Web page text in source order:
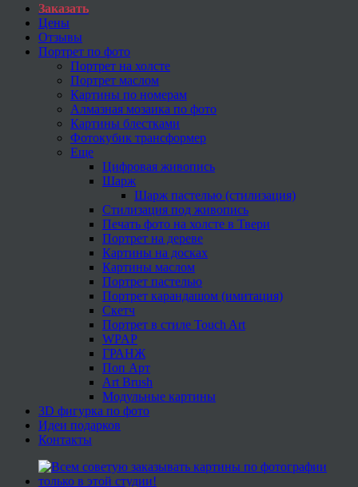
Заказать
Цены
Отзывы
Портрет по фото
Портрет на холсте
Портрет маслом
Картины по номерам
Алмазная мозаика по фото
Картины блестками
Фотокубик трансформер
Еще
Цифровая живопись
Шарж
Шарж пастелью (стилизация)
Стилизация под живопись
Печать фото на холсте в Твери
Портрет на дереве
Картины на досках
Картины маслом
Портрет пастелью
Портрет карандашом (имитация)
Скетч
Портрет в стиле Touch Art
WPAP
ГРАНЖ
Поп Арт
Art Brush
Модульные картины
3D фигурка по фото
Идеи подарков
Контакты